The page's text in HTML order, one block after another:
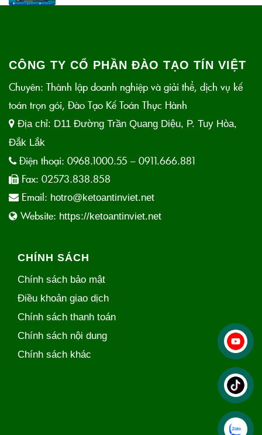
CÔNG TY CỔ PHẦN ĐÀO TẠO TÍN VIỆT
Chuyên: Thành lập doanh nghiệp và giải thể, dịch vụ kế
toán trọn gói, Đào Tạo Kế Toán Thực Hành
Địa chỉ: D11 Đường Trần Quang Diệu, P. Tuy Hòa,
Đắk Lắk
Điện thoại: 0968.1000.55 – 0911.666.881
Fax: 02573.838.858
Email: hotro@ketoantinviet.net
Website: https://ketoantinviet.net
CHÍNH SÁCH
Chính sách bảo mật
Điều khoản giao dịch
Chính sách thanh toán
Chính sách nội dung
Chính sách khác